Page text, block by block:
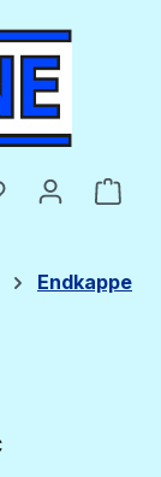
Du hast 0
Endkappe